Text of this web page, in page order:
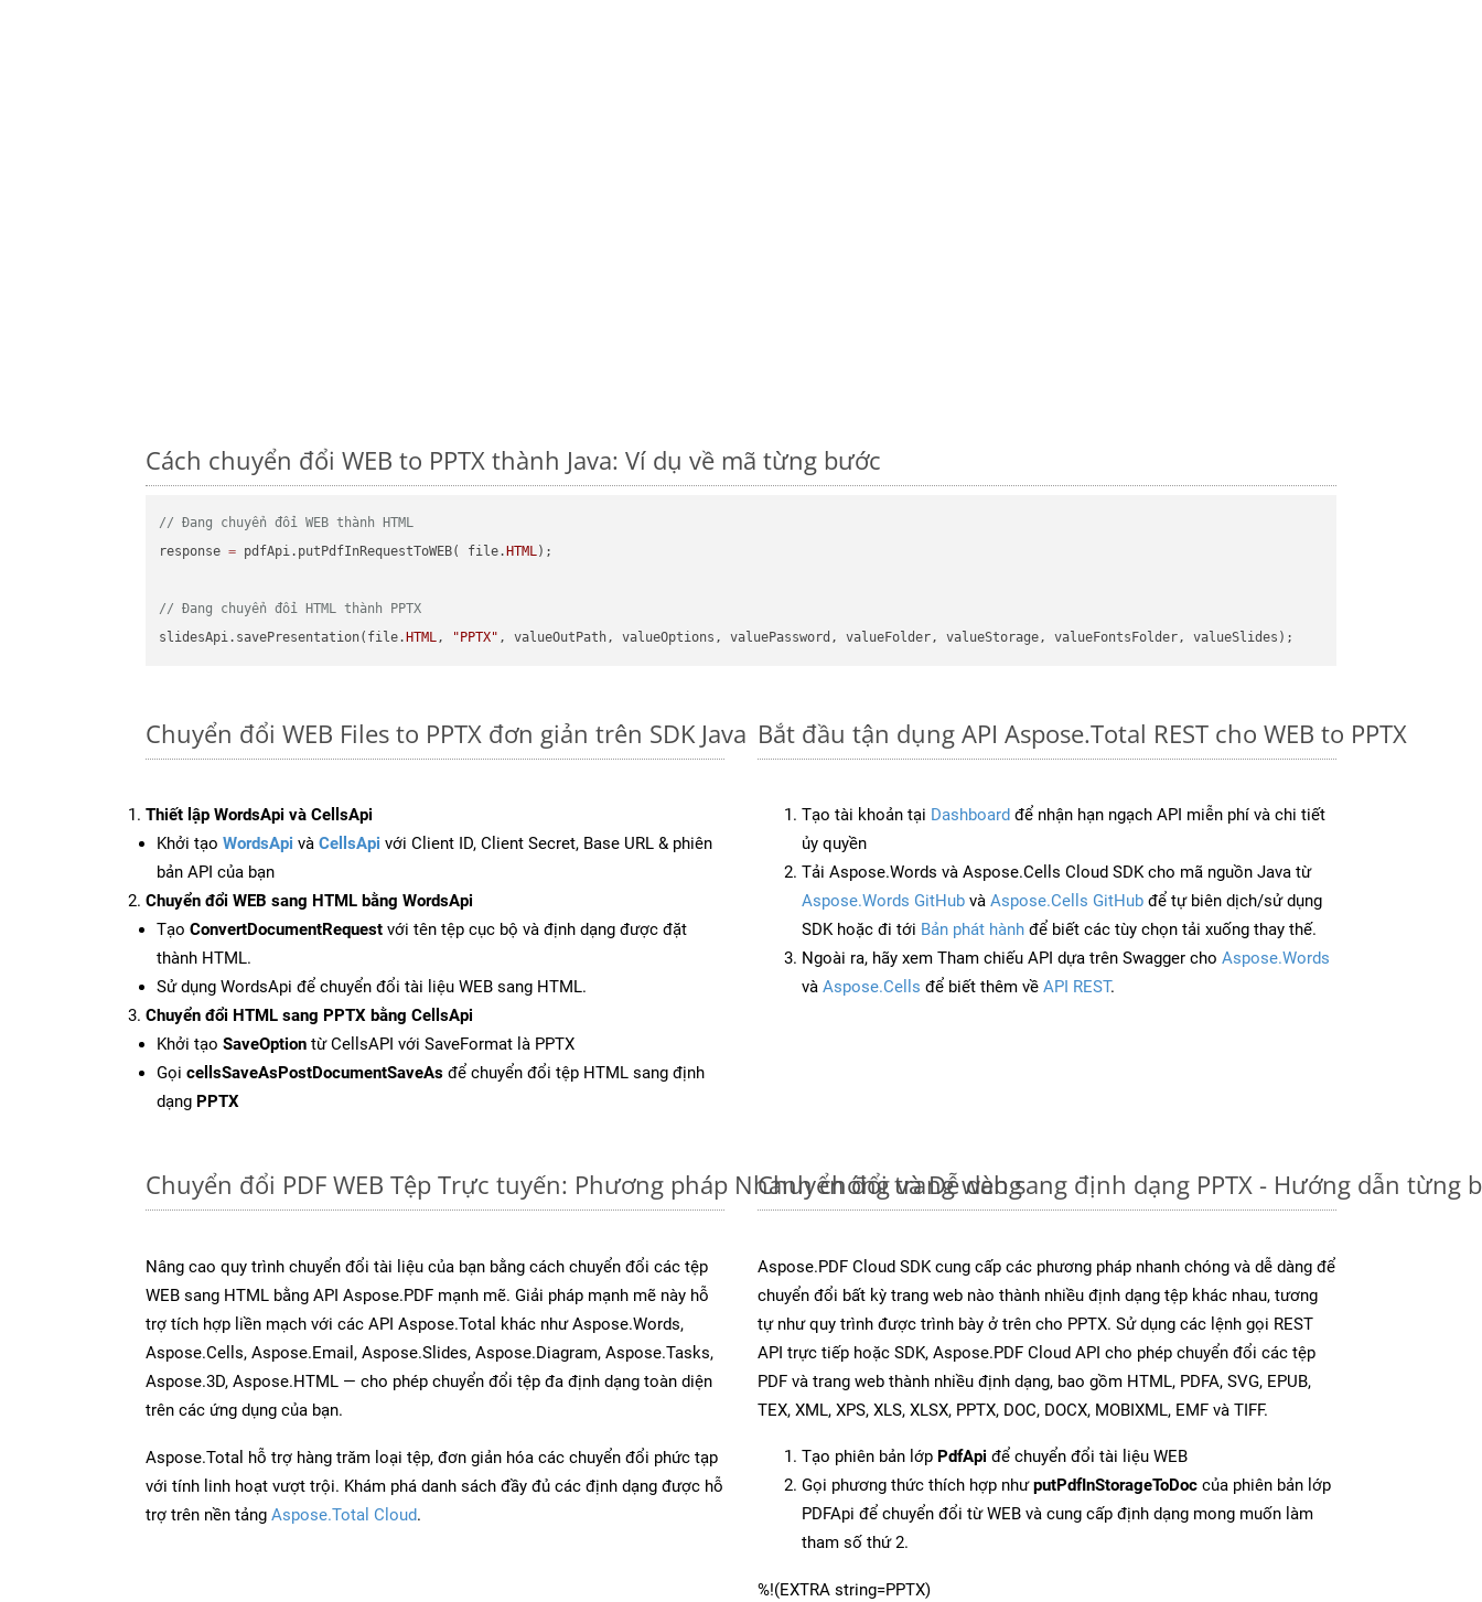
Cách chuyển đổi WEB to PPTX thành Java: Ví dụ về mã từng bước
// Đang chuyển đổi WEB thành HTML
response = pdfApi.putPdfInRequestToWEB( file. HTML);
// Đang chuyển đổi HTML thành PPTX
slidesApi.savePresentation(file. HTML, "PPTX"
Chuyển đổi WEB Files to PPTX đơn giản trên SDK Java
Thiết lập WordsApi và CellsApi
Khởi tạo WordsApi và CellsApi với Client ID, Client Secret, Base URL & phiên
bản API của bạn
Chuyển đổi WEB sang HTML bằng WordsApi
Tạo ConvertDocumentRequest với tên tệp cục bộ và định dạng được đặt
thành HTML.
Sử dụng WordsApi để chuyển đổi tài liệu WEB sang HTML.
Chuyển đổi HTML sang PPTX bằng CellsApi
Khởi tạo SaveOption từ CellsAPI với SaveFormat là PPTX
Gọi cellsSaveAsPostDocumentSaveAs để chuyển đổi tệp HTML sang định
dạng PPTX
Bắt đầu tận dụng API Aspose.Total REST cho WEB to PPTX
Tạo tài khoản tại Dashboard để nhận hạn ngạch API miễn phí và chi tiết
ủy quyền
Tải Aspose.Words và Aspose.Cells Cloud SDK cho mã nguồn Java từ
Aspose.Words GitHub và Aspose.Cells GitHub để tự biên dịch/sử dụng
SDK hoặc đi tới Bản phát hành để biết các tùy chọn tải xuống thay thế.
Ngoài ra, hãy xem Tham chiếu API dựa trên Swagger cho Aspose.Words
và Aspose.Cells để biết thêm về API REST.
Chuyển đổi PDF WEB Tệp Trực tuyến: Phương pháp Nhanh chóng và Dễ dàng
Nâng cao quy trình chuyển đổi tài liệu của bạn bằng cách chuyển đổi các tệp
WEB sang HTML bằng API Aspose.PDF mạnh mẽ. Giải pháp mạnh mẽ này hỗ
trợ tích hợp liền mạch với các API Aspose.Total khác như Aspose.Words,
Aspose.Cells, Aspose.Email, Aspose.Slides, Aspose.Diagram, Aspose.Tasks,
Aspose.3D, Aspose.HTML — cho phép chuyển đổi tệp đa định dạng toàn diện
trên các ứng dụng của bạn.
Aspose.Total hỗ trợ hàng trăm loại tệp, đơn giản hóa các chuyển đổi phức tạp
với tính linh hoạt vượt trội. Khám phá danh sách đầy đủ các định dạng được hỗ
trợ trên nền tảng Aspose.Total Cloud.
Chuyển đổi trang web sang định dạng PPTX - Hướng dẫn từng
Aspose.PDF Cloud SDK cung cấp các phương pháp nhanh chóng và dễ dàng để
chuyển đổi bất kỳ trang web nào thành nhiều định dạng tệp khác nhau, tương
tự như quy trình được trình bày ở trên cho PPTX. Sử dụng các lệnh gọi REST
API trực tiếp hoặc SDK, Aspose.PDF Cloud API cho phép chuyển đổi các tệp
PDF và trang web thành nhiều định dạng, bao gồm HTML, PDFA, SVG, EPUB,
TEX, XML, XPS, XLS, XLSX, PPTX, DOC, DOCX, MOBIXML, EMF và TIFF.
Tạo phiên bản lớp PdfApi để chuyển đổi tài liệu WEB
Gọi phương thức thích hợp nhưputPdfInStorageToDoc của phiên bản lớp
PDFApi để chuyển đổi từ WEB và cung cấp định dạng mong muốn làm
tham số thứ 2.
%!(EXTRA string=PPTX)